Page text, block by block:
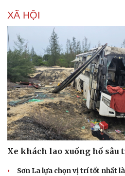
XÃ HỘI
Xe khách lao xuống hố sâu
Sơn La lựa chọn vị trí tốt nhất